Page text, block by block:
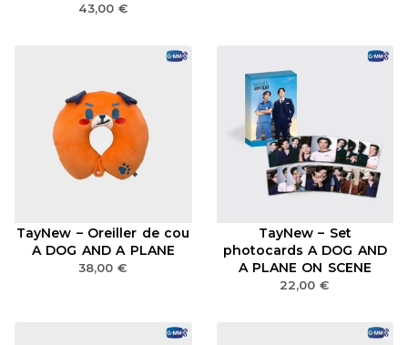
43,00 €
TayNew – Oreiller de cou
A DOG AND A PLANE
38,00€
TayNew – Set
photocards A DOG AND
A PLANE ON SCENE
22,00€